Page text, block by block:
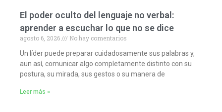
El poder oculto del lenguaje no verbal:
aprender a escuchar lo que no se dice
agosto 6, 2026
No hay comentarios
Un líder puede preparar cuidadosamente sus palabras y,
aun así, comunicar algo completamente distinto con su
postura, su mirada, sus gestos o su manera de
Leer más »